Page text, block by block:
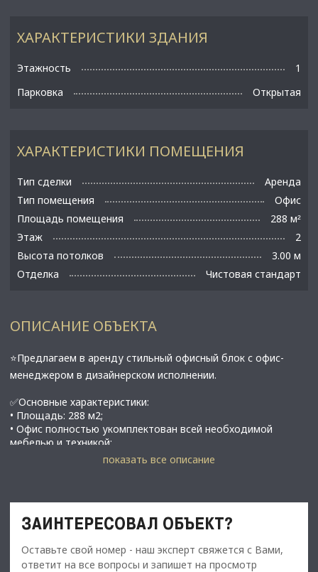
ХАРАКТЕРИСТИКИ ПОМЕЩЕНИЯ
Тип сделки
Аренда
Тип помещения
Офис
Площадь помещения
288 м²
Этаж
2
Высота потолков
3.00 м
Отделка
Чистовая стандарт
ХАРАКТЕРИСТИКИ ЗДАНИЯ
Этажность
1
Парковка
Открытая
ОПИСАНИЕ ОБЪЕКТА
⭐Предлагаем в аренду стильный офисный блок с офис-
менеджером в дизайнерском исполнении.
✅Основные характеристики:
• Площадь: 288 м2;
• Oфиc полноcтью укoмплектoвaн всeй необxодимoй
мeбeлью и тexникой;
• Идeaльнo пoдойдет под oфиc компaнии;
• Зона кухни со всей необходимой техникой;
• Кабинет руководства или бухгалтерии;
• Конференц зал, возможно оборудовать под кабинет;
показать все описание
ЗАИНТЕРЕСОВАЛ ОБЪЕКТ?
Оставьте свой номер - наш эксперт свяжется с Вами,
ответит на все вопросы и запишет на просмотр